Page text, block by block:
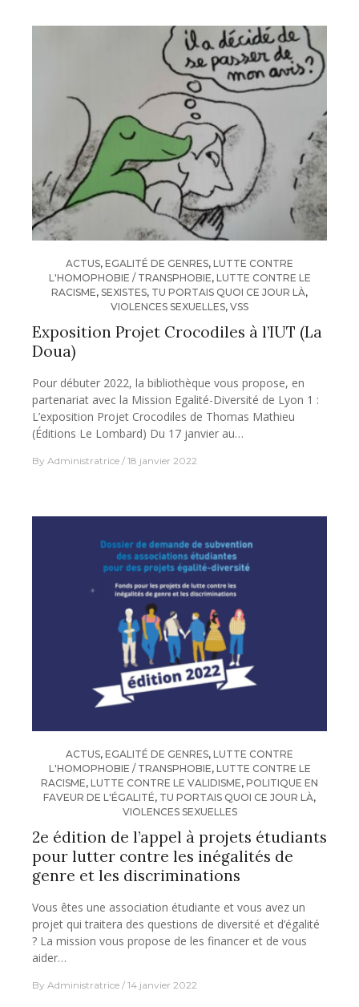
ACTUS, EGALITÉ DE GENRES, LUTTE CONTRE
L'HOMOPHOBIE / TRANSPHOBIE, LUTTE CONTRE LE
RACISME, SEXISTES, TU PORTAIS QUOI CE JOUR LÀ,
VIOLENCES SEXUELLES, VSS
Exposition Projet Crocodiles à l’IUT (La
Doua)
Pour débuter 2022, la bibliothèque vous propose, en
partenariat avec la Mission Egalité-Diversité de Lyon 1 :
L’exposition Projet Crocodiles de Thomas Mathieu
(Éditions Le Lombard) Du 17 janvier au…
By Administratrice 18 janvier 2022
ACTUS, EGALITÉ DE GENRES, LUTTE CONTRE
L'HOMOPHOBIE / TRANSPHOBIE, LUTTE CONTRE LE
RACISME, LUTTE CONTRE LE VALIDISME, POLITIQUE EN
FAVEUR DE L'ÉGALITÉ, TU PORTAIS QUOI CE JOUR LÀ,
VIOLENCES SEXUELLES
2e édition de l’appel à projets étudiants
pour lutter contre les inégalités de
genre et les discriminations
Vous êtes une association étudiante et vous avez un
projet qui traitera des questions de diversité et d’égalité
? La mission vous propose de les financer et de vous
aider…
By Administratrice 14 janvier 2022